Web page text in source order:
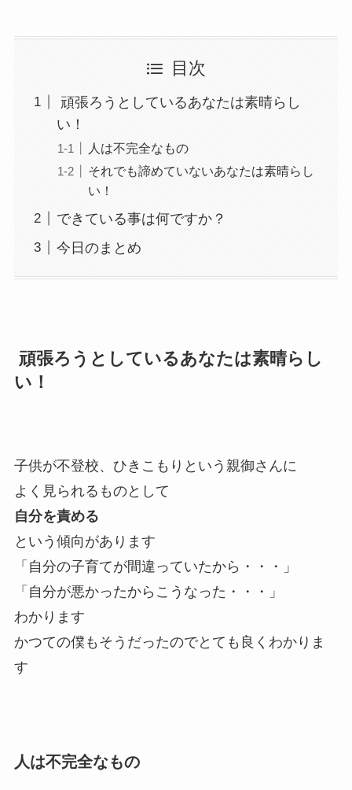
目次
頑張ろうとしているあなたは素晴らし
い！
人は不完全なもの
それでも諦めていないあなたは素晴らし
い！
できている事は何ですか？
今日のまとめ
頑張ろうとしているあなたは素晴らし
い！
子供が不登校、ひきこもりという親御さんに
よく見られるものとして
自分を責める
という傾向があります
「自分の子育てが間違っていたから・・・」
「自分が悪かったからこうなった・・・」
わかります
かつての僕もそうだったのでとても良くわかりま
す
人は不完全なもの